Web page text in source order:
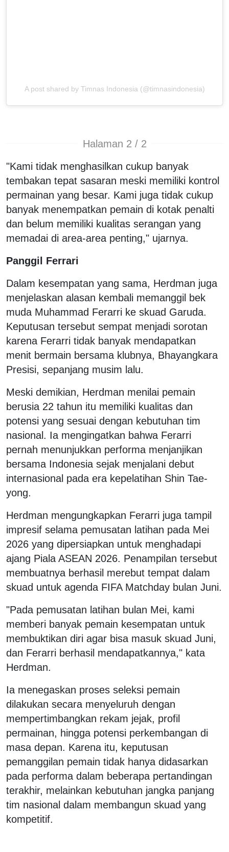
A post shared by Timnas Indonesia (@timnasindonesia)
Halaman 2 / 2
"Kami tidak menghasilkan cukup banyak
tembakan tepat sasaran meski memiliki kontrol
permainan yang besar. Kami juga tidak cukup
banyak menempatkan pemain di kotak penalti
dan belum memiliki kualitas serangan yang
memadai di area-area penting," ujarnya.
Panggil Ferrari
Dalam kesempatan yang sama, Herdman juga
menjelaskan alasan kembali memanggil bek
muda Muhammad Ferarri ke skuad Garuda.
Keputusan tersebut sempat menjadi sorotan
karena Ferarri tidak banyak mendapatkan
menit bermain bersama klubnya, Bhayangkara
Presisi, sepanjang musim lalu.
Meski demikian, Herdman menilai pemain
berusia 22 tahun itu memiliki kualitas dan
potensi yang sesuai dengan kebutuhan tim
nasional. Ia mengingatkan bahwa Ferarri
pernah menunjukkan performa menjanjikan
bersama Indonesia sejak menjalani debut
internasional pada era kepelatihan Shin Tae-
yong.
Herdman mengungkapkan Ferarri juga tampil
impresif selama pemusatan latihan pada Mei
2026 yang dipersiapkan untuk menghadapi
ajang Piala ASEAN 2026. Penampilan tersebut
membuatnya berhasil merebut tempat dalam
skuad untuk agenda FIFA Matchday bulan Juni.
"Pada pemusatan latihan bulan Mei, kami
memberi banyak pemain kesempatan untuk
membuktikan diri agar bisa masuk skuad Juni,
dan Ferarri berhasil mendapatkannya," kata
Herdman.
Ia menegaskan proses seleksi pemain
dilakukan secara menyeluruh dengan
mempertimbangkan rekam jejak, profil
permainan, hingga potensi perkembangan di
masa depan. Karena itu, keputusan
pemanggilan pemain tidak hanya didasarkan
pada performa dalam beberapa pertandingan
terakhir, melainkan kebutuhan jangka panjang
tim nasional dalam membangun skuad yang
kompetitif.